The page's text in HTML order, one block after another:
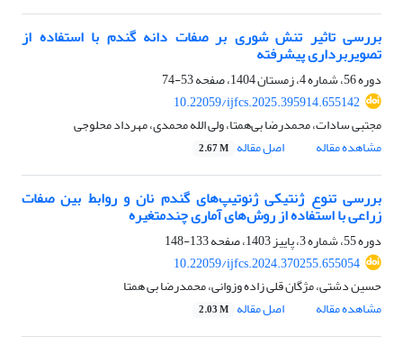
بررسی تاثیر تنش شوری بر صفات دانه گندم با استفاده از
تصویربرداری پیشرفته
دوره 56، شماره 4، زمستان 1404، صفحه
53-74
10.22059/ijfcs.2025.395914.655142
مجتبی سادات، محمدرضا بی‌همتا، ولی الله محمدی، مهرداد محلوجی
مشاهده مقاله
اصل مقاله 2.67 M
بررسی تنوع ژنتیکی ژنوتیپ‌های گندم نان و روابط بین صفات
زراعی با استفاده از روش‌های آماری چندمتغیره
دوره 55، شماره 3، پاییز 1403، صفحه
133-148
10.22059/ijfcs.2024.370255.655054
حسین دشتی، مژگان قلی زاده وزوانی، محمدرضا بی همتا
مشاهده مقاله
اصل مقاله 2.03 M